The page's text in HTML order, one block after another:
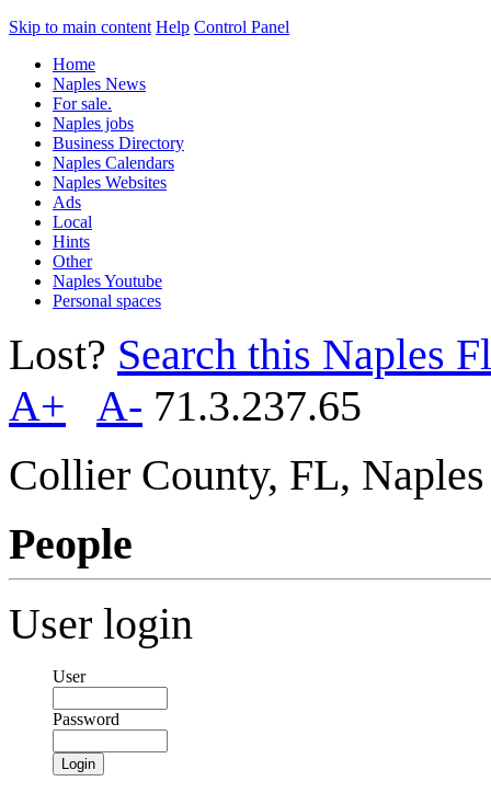
Skip to main content Help Control Panel
Home
Naples News
For sale.
Naples jobs
Business Directory
Naples Calendars
Naples Websites
Ads
Local
Hints
Other
Naples Youtube
Personal spaces
Lost? Search this Naples
A+
A- 71.3.237.65
Collier County, FL,
People
User login
User
Password
Login